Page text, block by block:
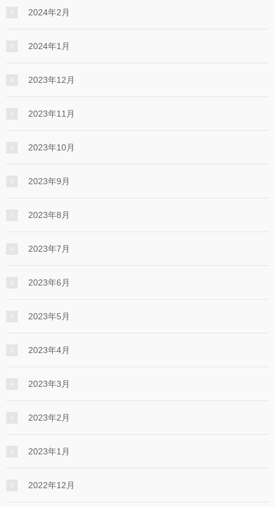
2024年2月
2024年1月
2023年12月
2023年11月
2023年10月
2023年9月
2023年8月
2023年7月
2023年6月
2023年5月
2023年4月
2023年3月
2023年2月
2023年1月
2022年12月